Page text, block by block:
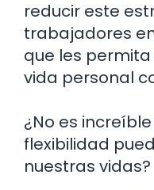
reducir este
trabajadores
que les
vida personal
¿No es
flexibilidad
nuestras vidas?